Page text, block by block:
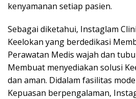
kenyamanan setiap pasien.
Sebagai diketahui, Instaglam
Keelokan yang berdedikasi
Perawatan Medis wajah dan
Membuat menyediakan solusi
dan aman. Didalam fasilitas
Kepuasan berpengalaman,